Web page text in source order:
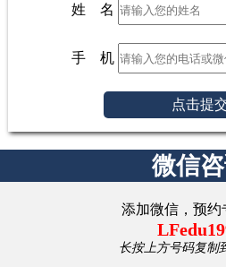
姓 名
手 机
点击提
微信
添加微信，预约
长按上方号码复制